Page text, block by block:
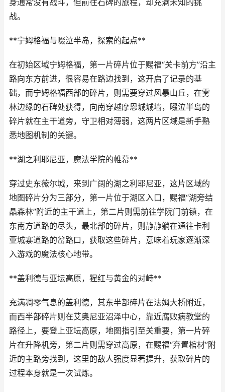
身通常没有战斗，但前往石碑的旅程，却充满未知的挑
战。
**宁姆格福与啜泣半岛，探索的起点**
在初始区域宁姆格福，第一片碎片位于赐福“关卡前方”沿主
路向东方前进，很容易在路边找到，这开启了记录的基
础，而宁姆格福西部的碎片，则需要穿过风暴山丘，在雾
林边缘的石碑处获得，向南穿越摩恩城城墙，啜泣半岛的
碎片就在主干道旁，守卫相对薄弱，这两片区域是新手熟
悉地图机制的关键。
**湖之利耶尼亚，魔法学院的帷幕**
穿过史东薇尔城，来到广阔的湖之利耶尼亚，这片区域的
地图碎片分为三部分，第一片位于湖区入口，赐福“湖旁结
晶森林”附近的主干道上，第二片则需前往学院门前镇，在
东南方道路的尽头，最北部的碎片，则静静躺在通往卡利
亚城寨道路的岔路口，获取这些碎片，意味着玩家逐渐深
入游戏的魔法核心地带。
**盖利德与亚坛高原，猩红与黄金的对峙**
充满凋零气息的盖利德，其东半部碎片在法姆大桥附近，
而西半部碎片则在艾奥尼亚沼泽中心，靠近腐败病教堂的
路径上，要登上亚坛高原，地图指引至关重要，第一片碎
片在升降机旁，第二片则需穿过高原，在赐福“弃置棺材”附
近的主路旁找到，这里的敌人强度显著提升，获取碎片的
过程本身就是一次试炼。